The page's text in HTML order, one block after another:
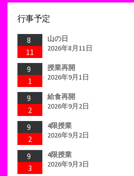
行事予定
8
11
山の日
2026年8月11日
9
1
授業再開
2026年9月1日
9
2
給食再開
2026年9月2日
9
2
4限授業
2026年9月2日
9
3
4限授業
2026年9月3日